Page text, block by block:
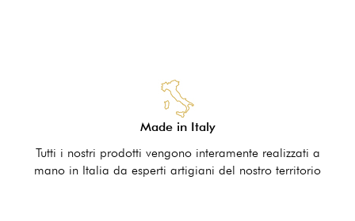
Made in Italy
Tutti i nostri prodotti vengono interamente realizzati a
mano in Italia da esperti artigiani del nostro territorio